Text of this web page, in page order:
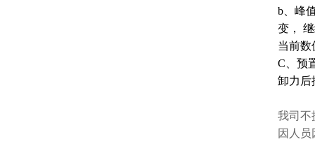
b、峰
变，
当前数
C、预
卸力后
我司不
因人